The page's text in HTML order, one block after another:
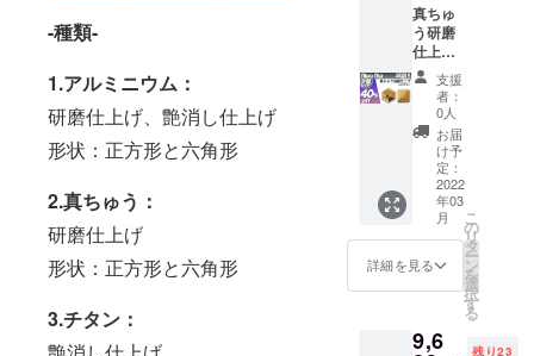
-種類-
1.アルミニウム：
研磨仕上げ、艶消し仕上げ
形状：正方形と六角形
2.真ちゅう：
研磨仕上げ
形状：正方形と六角形
3.チタン：
真ちゅ
う研磨
仕上げ2
個セッ
ト
40%OF
F 定価
12,980
円(税
込、送
料込み)
正方形
か六角
形をお
選び下
さい。
支援
者：
0人
お届
け予
定：
2022
年03
月
詳細を見る
こ
の
リ
タ
ー
ン
を
選
択
す
る
9,6 残り23